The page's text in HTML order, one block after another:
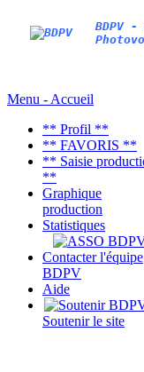
BDPV
Menu - Accueil
** Profil **
** FAVORIS **
** Saisie
**
Graphique
production
Statistiques
Contacter l'équipe
BDPV
Aide
Soutenir le site